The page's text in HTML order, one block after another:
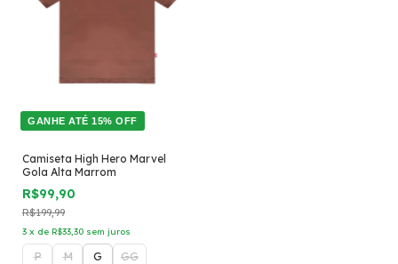
GANHE ATÉ 15% OFF
Camiseta High Hero Marvel
Gola Alta Marrom
R$99,90
R$199,99
3 x de R$33,30 sem juros
P M G GG